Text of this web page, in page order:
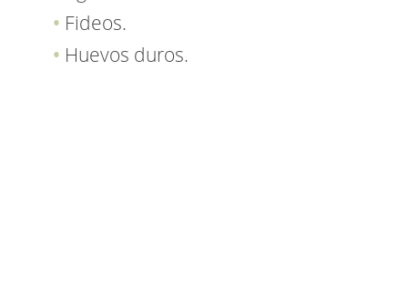
Fideos.
Huevos duros.